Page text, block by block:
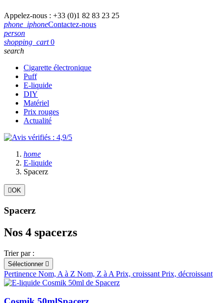
Appelez-nous : +33 (0)1 82 83 23 25
phone_iphoneContactez-nous
person
shopping_cart 0
search
Cigarette électronique
Puff
E-liquide
DIY
Matériel
Prix rouges
Actualité
home
E-liquide
Spacerz
OK
Spacerz
Nos 4 spacerzs
Trier par :
Sélectionner 
Pertinence Nom, A à Z Nom, Z à A Prix, croissant Prix, décroissant